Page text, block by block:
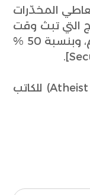
المخدّرات
من البرامج التي تبث وقت
الذروة، وبأكثر من 90 % من الأفلام، وبنسبة 50 %
(Atheist Personality Disorder: 20 - 21) للكاتب